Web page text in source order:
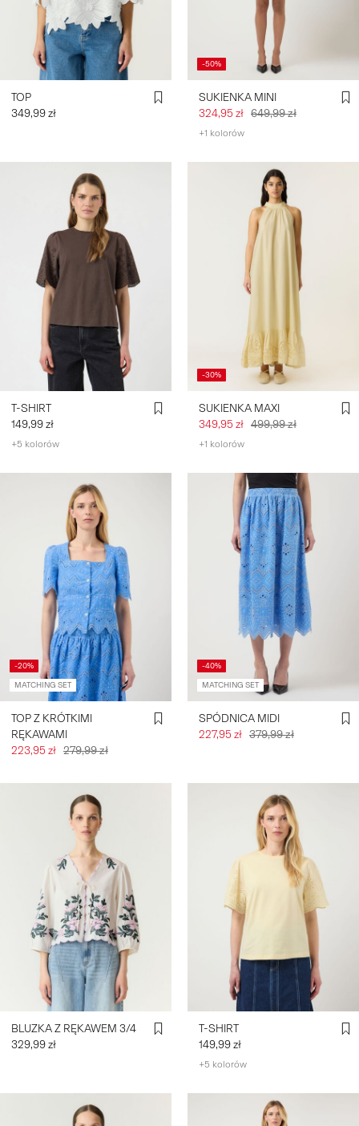
ZALOGUJ
PYTANIA?
TOP
349,99 zł
-50%
SUKIENKA MINI
324,95 zł 649,99 zł
+1 kolorów
T-SHIRT
149,99 zł
+5 kolorów
-30%
SUKIENKA MAXI
349,95 zł 499,99 zł
+1 kolorów
-20%
MATCHING SET
TOP Z KRÓTKIMI
RĘKAWAMI
223,95 zł 279,99 zł
-40%
MATCHING SET
SPÓDNICA MIDI
227,95 zł 379,99 zł
BLUZKA Z RĘKAWEM 3/4
329,99 zł
T-SHIRT
149,99 zł
+5 kolorów